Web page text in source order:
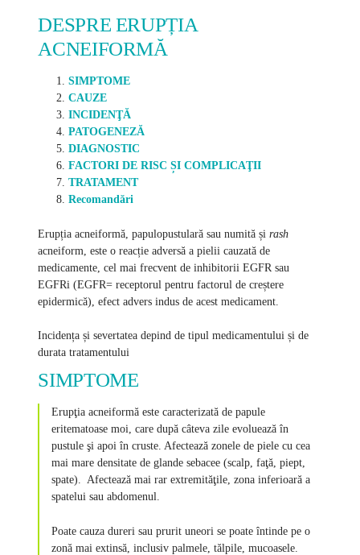
DESPRE ERUPȚIA
ACNEIFORMĂ
SIMPTOME
CAUZE
INCIDENŢĂ
PATOGENEZĂ
DIAGNOSTIC
FACTORI DE RISC ȘI COMPLICAŢII
TRATAMENT
Recomandări
Erupția acneiformă, papulopustulară sau numită șirash
acneiform, este o reacție adversă a pielii cauzată de
medicamente, cel mai frecvent de inhibitorii EGFR sau
EGFRi (EGFR= receptorul pentru factorul de creștere
epidermică), efect advers indus de acest medicament.
Incidența și severtatea depind de tipul medicamentului și de
durata tratamentului
SIMPTOME
Erupţia acneiformă este caracterizată de papule
eritematoase moi, care după câteva zile evoluează în
pustule şi apoi în cruste. Afectează zonele de piele cu cea
mai mare densitate de glande sebacee (scalp, faţă, piept,
spate). Afectează mai rar extremităţile, zona inferioară a
spatelui sau abdomenul.
Poate cauza dureri sau prurit uneori se poate întinde pe o
zonă mai extinsă, inclusiv palmele, tălpile, mucoasele.